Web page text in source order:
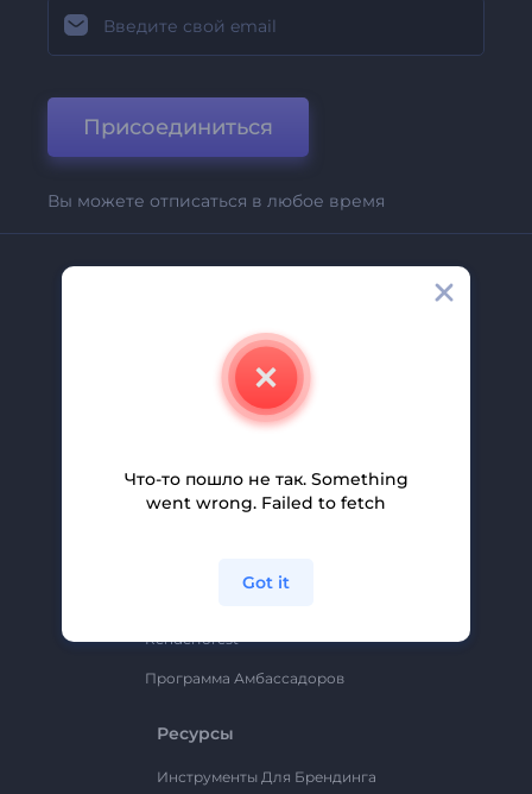
Присоединиться
Вы можете отписаться в любое время
Свяжитесь С Нами
Партнерская Программа
Renderforest
Программа Амбассадоров
Ресурсы
Инструменты Для Брендинга
Что-то пошло не так. Something
went wrong. Failed to fetch
Got it